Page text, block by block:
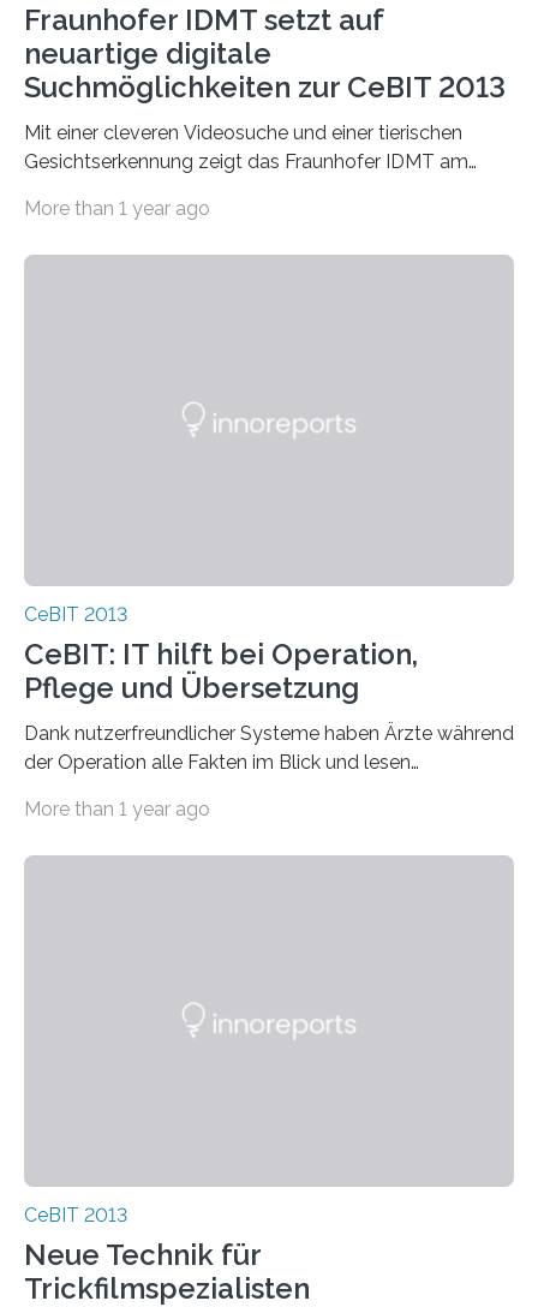
Fraunhofer IDMT setzt auf
neuartige digitale
Suchmöglichkeiten zur CeBIT 2013
Mit einer cleveren Videosuche und einer tierischen
Gesichtserkennung zeigt das Fraunhofer IDMT am
Entwicklungen…
More than 1 year ago
CeBIT 2013
CeBIT: IT hilft bei Operation,
Pflege und Übersetzung
Dank nutzerfreundlicher Systeme haben Ärzte während
der Operation alle Fakten im Blick und lesen
Vorlesungsübersetzung…
More than 1 year ago
CeBIT 2013
Neue Technik für
Trickfilmspezialisten